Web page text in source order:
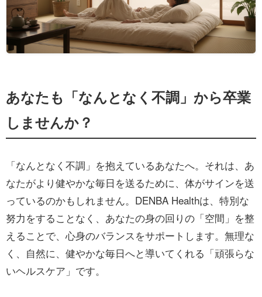
あなたも「なんとなく不調」から卒業
しませんか？
「なんとなく不調」を抱えているあなたへ。それは、あ
なたがより健やかな毎日を送るために、体がサインを送
っているのかもしれません。DENBA Healthは、特別な
努力をすることなく、あなたの身の回りの「空間」を整
えることで、心身のバランスをサポートします。無理な
く、自然に、健やかな毎日へと導いてくれる「頑張らな
いヘルスケア」です。